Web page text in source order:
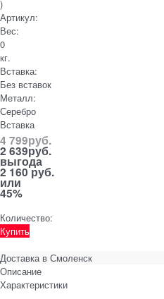
)
Артикул:
Вес:
0
кг.
Вставка:
Без вставок
Металл:
Серебро
Вставка
4 799руб.
2 639руб.
выгода
2 160 руб.
или
45%
Количество:
Купить
Доставка в Смоленск
Описание
Характеристики